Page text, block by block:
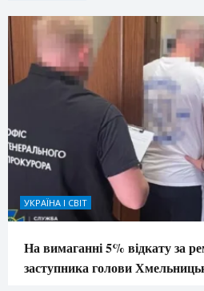
УКРАЇНА І СВІТ
На вимаганні 5% відкату за
заступника голови